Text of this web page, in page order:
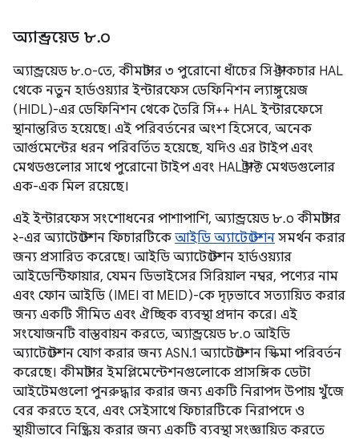
অ্যান্ড্রয়েড ৮.০
অ্যান্ড্রয়েড ৮.০-তে, কীমাস্টার ৩ পুরোনো ধাঁচের সি-স্ট্রাকচার HAL
থেকে নতুন হার্ডওয়্যার ইন্টারফেস ডেফিনিশন ল্যাঙ্গুয়েজ
(HIDL)-এর ডেফিনিশন থেকে তৈরি সি++ HAL ইন্টারফেসে
স্থানান্তরিত হয়েছে। এই পরিবর্তনের অংশ হিসেবে, অনেক
আর্গুমেন্টের ধরন পরিবর্তিত হয়েছে, যদিও এর টাইপ এবং
মেথডগুলোর সাথে পুরোনো টাইপ এবং HAL স্ট্রাক্ট মেথডগুলোর
এক-এক মিল রয়েছে।
এই ইন্টারফেস সংশোধনের পাশাপাশি, অ্যান্ড্রয়েড ৮.০ কীমাস্টার
২-এর অ্যাটেস্টেশন ফিচারটিকে আইডি অ্যাটেস্টেশন সমর্থন করার
জন্য প্রসারিত করেছে। আইডি অ্যাটেস্টেশন হার্ডওয়্যার
আইডেন্টিফায়ার, যেমন ডিভাইসের সিরিয়াল নম্বর, পণ্যের নাম
এবং ফোন আইডি (IMEI বা MEID)-কে দৃঢ়ভাবে সত্যায়িত করার
জন্য একটি সীমিত এবং ঐচ্ছিক ব্যবস্থা প্রদান করে। এই
সংযোজনটি বাস্তবায়ন করতে, অ্যান্ড্রয়েড ৮.০ আইডি
অ্যাটেস্টেশন যোগ করার জন্য ASN.1 অ্যাটেস্টেশন স্কিমা পরিবর্তন
করেছে। কীমাস্টার ইমপ্লিমেন্টেশনগুলোকে প্রাসঙ্গিক ডেটা
আইটেমগুলো পুনরুদ্ধার করার জন্য একটি নিরাপদ উপায় খুঁজে
বের করতে হবে, এবং সেইসাথে ফিচারটিকে নিরাপদে ও
স্থায়ীভাবে নিষ্ক্রিয় করার জন্য একটি ব্যবস্থা সংজ্ঞায়িত করতে